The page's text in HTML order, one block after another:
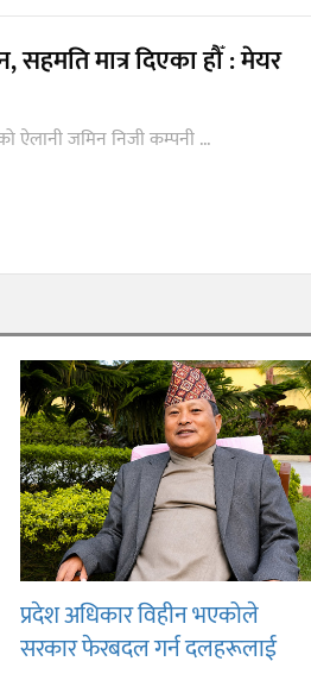
सहमति मात्र दिएका हौँ : मेयर
ऐलानी जमिन निजी कम्पनी ...
प्रदेश अधिकार विहीन भएकोले
सरकार फेरबदल गर्न दलहरूलाई